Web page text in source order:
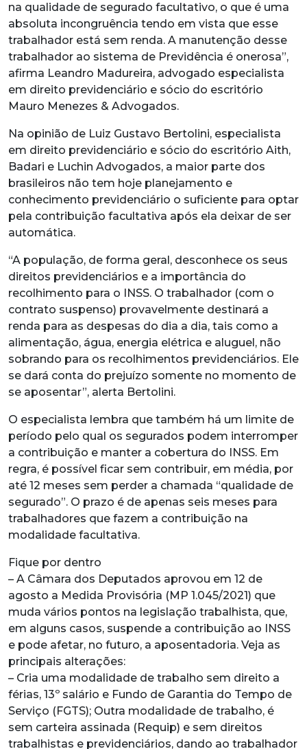
na qualidade de segurado facultativo, o que é uma
absoluta incongruência tendo em vista que esse
trabalhador está sem renda. A manutenção desse
trabalhador ao sistema de Previdência é onerosa”,
afirma Leandro Madureira, advogado especialista
em direito previdenciário e sócio do escritório
Mauro Menezes & Advogados.
Na opinião de Luiz Gustavo Bertolini, especialista
em direito previdenciário e sócio do escritório Aith,
Badari e Luchin Advogados, a maior parte dos
brasileiros não tem hoje planejamento e
conhecimento previdenciário o suficiente para optar
pela contribuição facultativa após ela deixar de ser
automática.
“A população, de forma geral, desconhece os seus
direitos previdenciários e a importância do
recolhimento para o INSS. O trabalhador (com o
contrato suspenso) provavelmente destinará a
renda para as despesas do dia a dia, tais como a
alimentação, água, energia elétrica e aluguel, não
sobrando para os recolhimentos previdenciários. Ele
se dará conta do prejuízo somente no momento de
se aposentar”, alerta Bertolini.
O especialista lembra que também há um limite de
período pelo qual os segurados podem interromper
a contribuição e manter a cobertura do INSS. Em
regra, é possível ficar sem contribuir, em média, por
até 12 meses sem perder a chamada “qualidade de
segurado”. O prazo é de apenas seis meses para
trabalhadores que fazem a contribuição na
modalidade facultativa.
Fique por dentro
– A Câmara dos Deputados aprovou em 12 de
agosto a Medida Provisória (MP 1.045/2021) que
muda vários pontos na legislação trabalhista, que,
em alguns casos, suspende a contribuição ao INSS
e pode afetar, no futuro, a aposentadoria. Veja as
principais alterações:
– Cria uma modalidade de trabalho sem direito a
férias, 13º salário e Fundo de Garantia do Tempo de
Serviço (FGTS); Outra modalidade de trabalho, é
sem carteira assinada (Requip) e sem direitos
trabalhistas e previdenciários, dando ao trabalhador